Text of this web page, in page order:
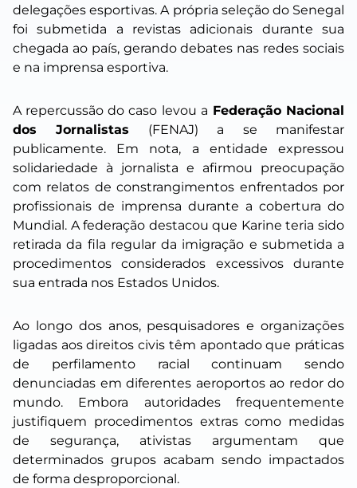
delegações esportivas. A própria seleção do Senegal
foi submetida a revistas adicionais durante sua
chegada ao país, gerando debates nas redes sociais
e na imprensa esportiva.
A repercussão do caso levou a Federação Nacional
dos Jornalistas (FENAJ) a se manifestar
publicamente. Em nota, a entidade expressou
solidariedade à jornalista e afirmou preocupação
com relatos de constrangimentos enfrentados por
profissionais de imprensa durante a cobertura do
Mundial. A federação destacou que Karine teria sido
retirada da fila regular da imigração e submetida a
procedimentos considerados excessivos durante
sua entrada nos Estados Unidos.
Ao longo dos anos, pesquisadores e organizações
ligadas aos direitos civis têm apontado que práticas
de perfilamento racial continuam sendo
denunciadas em diferentes aeroportos ao redor do
mundo. Embora autoridades frequentemente
justifiquem procedimentos extras como medidas
de segurança, ativistas argumentam que
determinados grupos acabam sendo impactados
de forma desproporcional.